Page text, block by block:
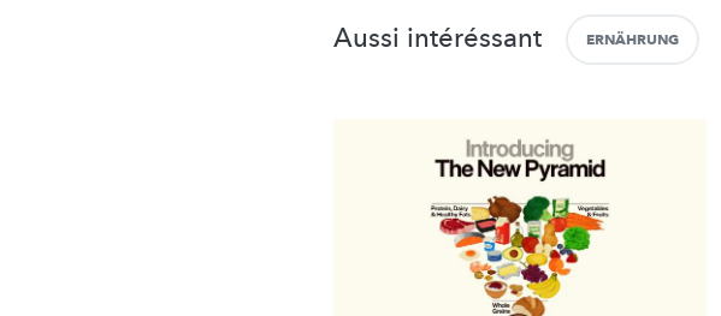
Aussi intéréssant ERNÄHRUNG